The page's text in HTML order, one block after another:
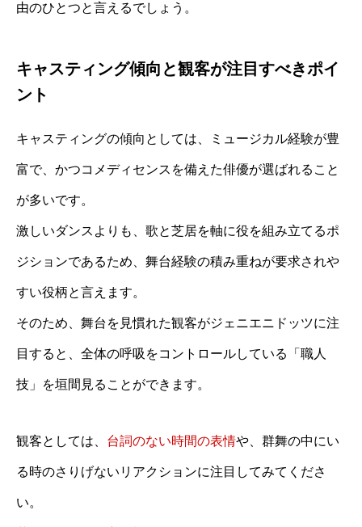
由のひとつと言えるでしょう。
キャスティング傾向と観客が注目すべきポイ
ント
キャスティングの傾向としては、ミュージカル経験が豊
富で、かつコメディセンスを備えた俳優が選ばれること
が多いです。
激しいダンスよりも、歌と芝居を軸に役を組み立てるポ
ジションであるため、舞台経験の積み重ねが要求されや
すい役柄と言えます。
そのため、舞台を見慣れた観客がジェニエニドッツに注
目すると、全体の呼吸をコントロールしている「職人
技」を垣間見ることができます。
観客としては、 台詞のない時間の表情や、群舞の中にい
る時のさりげないリアクションに注目してみてくださ
い。